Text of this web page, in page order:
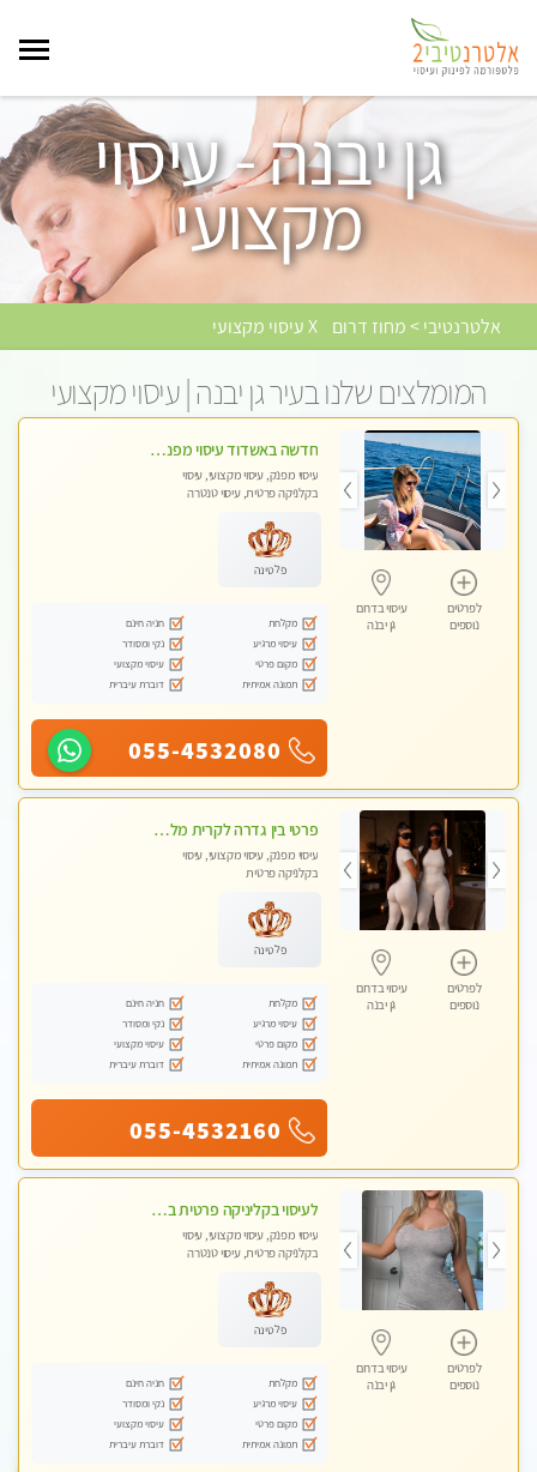
גן יבנה - עיסוי
מקצועי
אלטרנטיבי > מחוז דרום X עיסוי מקצועי
המומלצים שלנו בעיר גן יבנה | עיסוי מקצועי
לפרטים
נוספים
עיסוי בדרום
גן יבנה
חדשה באשדוד עיסוי מפנק בקליניקה פרטית שירות vip לרציניים בלבד! מומלץ!!
עיסוי מפנק, עיסוי מקצועי, עיסוי
בקלניקה פרטית, עיסוי טנטרה
פלטינה
מקלחת
חניה חינם
עיסוי מרגיע
נקי ומסודר
מקום פרטי
עיסוי מקצועי
תמונה אמיתית
דוברת עיברית
055-4532080
לפרטים
נוספים
עיסוי בדרום
גן יבנה
פרטי בין גדרה לקרית מלאכי VIP-מומלץ לחלוטין! פרטי! ​​​​​​ ללא מין! Highly recommended
עיסוי מפנק, עיסוי מקצועי, עיסוי
בקלניקה פרטית
פלטינה
מקלחת
חניה חינם
עיסוי מרגיע
נקי ומסודר
מקום פרטי
עיסוי מקצועי
תמונה אמיתית
דוברת עיברית
055-4532160
לפרטים
נוספים
עיסוי בדרום
גן יבנה
לעיסוי בקליניקה פרטית באשדוד מעסה איכותית מקצועית כל סוגי העיסוי עיסוי איכותי ומפנק.ללא מין !!
עיסוי מפנק, עיסוי מקצועי, עיסוי
בקלניקה פרטית, עיסוי טנטרה
פלטינה
מקלחת
חניה חינם
עיסוי מרגיע
נקי ומסודר
מקום פרטי
עיסוי מקצועי
תמונה אמיתית
דוברת עיברית